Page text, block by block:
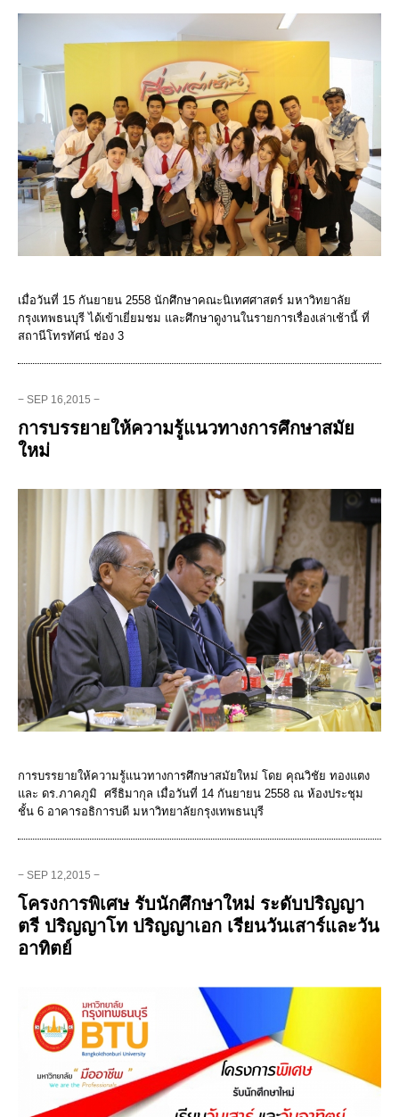
เมื่อวันที่ 15 กันยายน 2558 นักศึกษาคณะนิเทศศาสตร์ มหาวิทยาลัย
กรุงเทพธนบุรี ได้เข้าเยี่ยมชม และศึกษาดูงานในรายการเรื่องเล่าเช้านี้ ที่
สถานีโทรทัศน์ ช่อง 3
− SEP 16,2015 −
การบรรยายให้ความรู้แนวทางการศึกษาสมัย
ใหม่
การบรรยายให้ความรู้แนวทางการศึกษาสมัยใหม่ โดย คุณวิชัย ทองแตง
และ ดร.ภาคภูมิ ศรีธิมากุล เมื่อวันที่ 14 กันยายน 2558 ณ ห้องประชุม
ชั้น 6 อาคารอธิการบดี มหาวิทยาลัยกรุงเทพธนบุรี
− SEP 12,2015 −
โครงการพิเศษ รับนักศึกษาใหม่ ระดับปริญญา
ตรี ปริญญาโท ปริญญาเอก เรียนวันเสาร์และวัน
อาทิตย์